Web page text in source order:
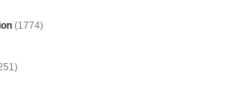
(1774)